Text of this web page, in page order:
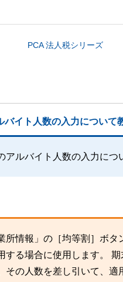
PCA 法人税シリーズ
バイト人数の入力について
アルバイト人数の入力につ
所情報」の［均等割］ボ
する場合に使用します。
その人数を差し引いて、適